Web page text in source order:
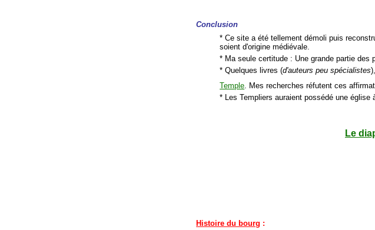
Conclusion
* Ce site a été tellement démoli puis
soient d'origine médiévale.
* Ma seule certitude : Une grande partie des
* Quelques livres (d'auteurs peu spécialistes
Temple. Mes recherches réfutent ces
* Les Templiers auraient possédé une église
Le
Histoire du bourg :